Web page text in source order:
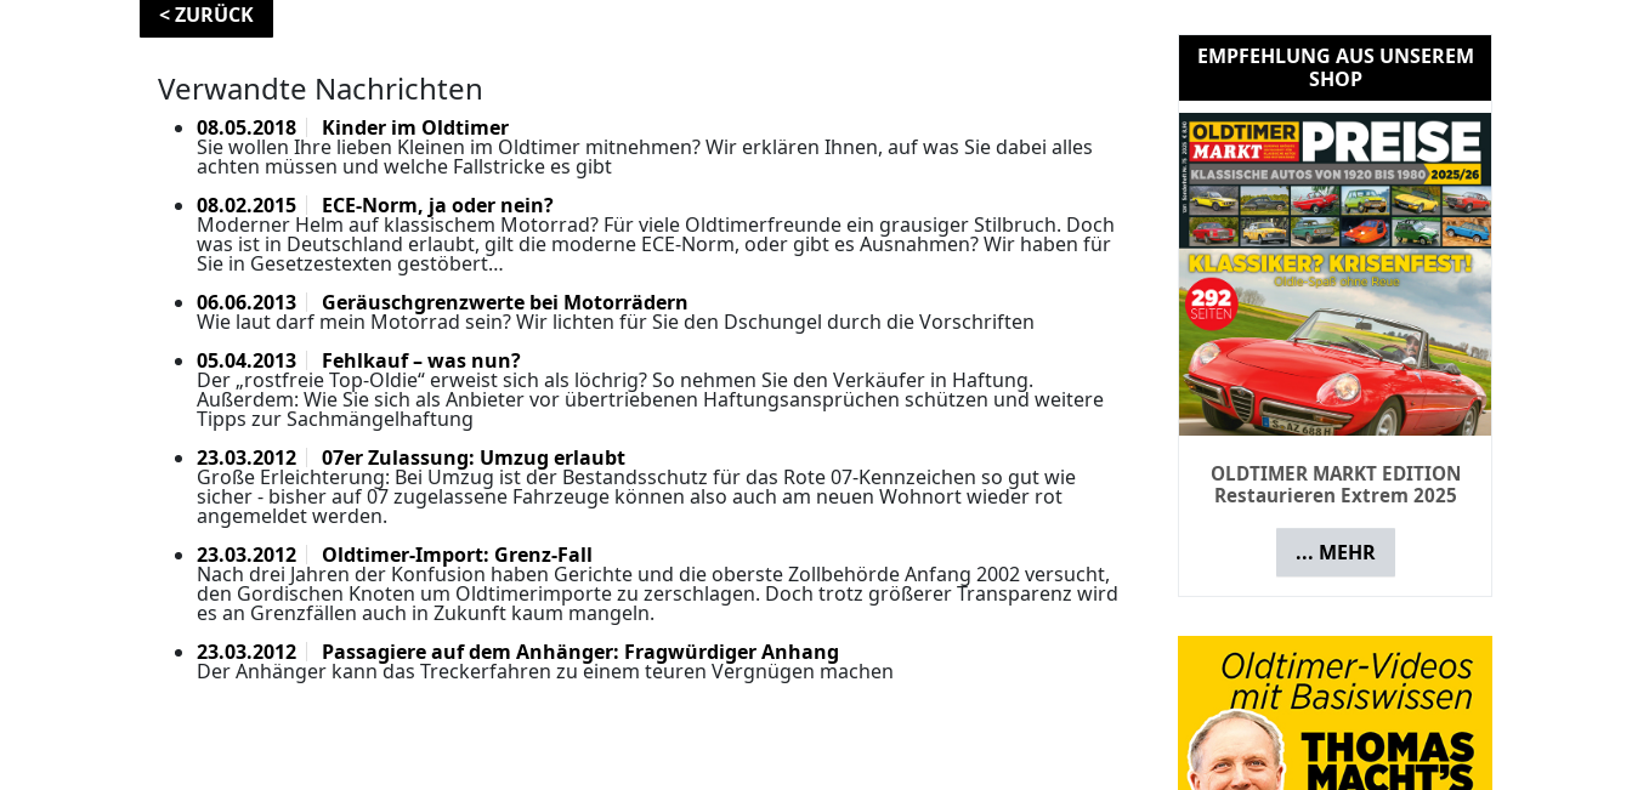
< ZURÜCK
Verwandte Nachrichten
08.05.2018 Kinder im Oldtimer
Sie wollen Ihre lieben Kleinen im Oldtimer mitnehmen? Wir erklären Ihnen, auf was Sie dabei alles
achten müssen und welche Fallstricke es gibt
08.02.2015
ECE-Norm, ja oder nein?
Moderner Helm auf klassischem Motorrad? Für viele Oldtimerfreunde ein grausiger Stilbruch. Doch
was ist in Deutschland erlaubt, gilt die moderne ECE-Norm, oder gibt es Ausnahmen? Wir haben für
Sie in Gesetzestexten gestöbert…
06.06.2013
Geräuschgrenzwerte bei Motorrädern
Wie laut darf mein Motorrad sein? Wir lichten für Sie den Dschungel durch die Vorschriften
05.04.2013
Fehlkauf – was nun?
Der „rostfreie Top-Oldie“ erweist sich als löchrig? So nehmen Sie den Verkäufer in Haftung.
Außerdem: Wie Sie sich als Anbieter vor übertriebenen Haftungsansprüchen schützen und weitere
Tipps zur Sachmängelhaftung
23.03.2012
07er Zulassung: Umzug erlaubt
Große Erleichterung: Bei Umzug ist der Bestandsschutz für das Rote 07-Kennzeichen so gut wie
sicher - bisher auf 07 zugelassene Fahrzeuge können also auch am neuen Wohnort wieder rot
angemeldet werden.
23.03.2012
Oldtimer-Import: Grenz-Fall
Nach drei Jahren der Konfusion haben Gerichte und die oberste Zollbehörde Anfang 2002 versucht,
den Gordischen Knoten um Oldtimerimporte zu zerschlagen. Doch trotz größerer Transparenz wird
es an Grenzfällen auch in Zukunft kaum mangeln.
23.03.2012
Passagiere auf dem Anhänger: Fragwürdiger Anhang
Der Anhänger kann das Treckerfahren zu einem teuren Vergnügen machen
EMPFEHLUNG AUS UNSEREM
SHOP
OLDTIMER MARKT EDITION
Restaurieren Extrem 2025
... MEHR